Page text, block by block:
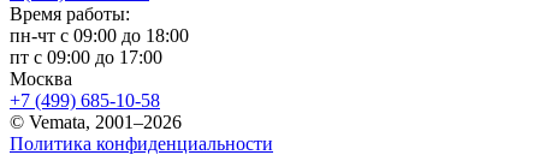
Время работы:
пн-чт с 09:00 до 18:00
пт с 09:00 до 17:00
Москва
+7 (499) 685-10-58
© Vemata, 2001–2026
Политика конфиденциальности